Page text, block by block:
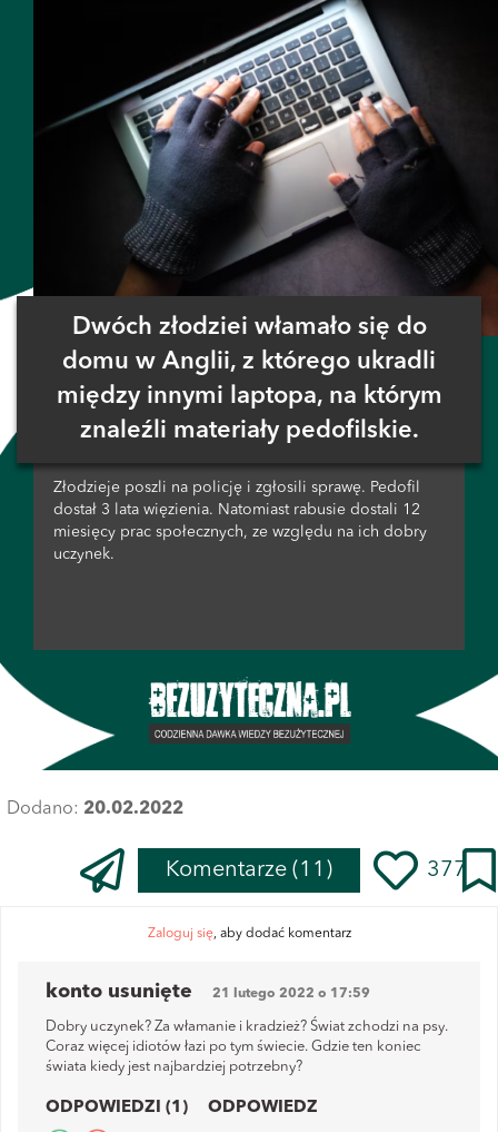
Dwóch złodziei włamało się do
domu w Anglii, z którego ukradli
między innymi laptopa, na którym
znaleźli materiały pedofilskie.
Złodzieje poszli na policję i zgłosili sprawę. Pedofil
dostał 3 lata więzienia. Natomiast rabusie dostali 12
miesięcy prac społecznych, ze względu na ich dobry
uczynek.
Dodano: 20.02.2022
Komentarze (11) 377
Zaloguj się, aby dodać komentarz
konto usunięte 21 lutego 2022 o 17:59
Dobry uczynek? Za włamanie i kradzież? Świat zchodzi na psy.
Coraz więcej idiotów łazi po tym świecie. Gdzie ten koniec
świata kiedy jest najbardziej potrzebny?
ODPOWIEDZI (1) ODPOWIEDZ